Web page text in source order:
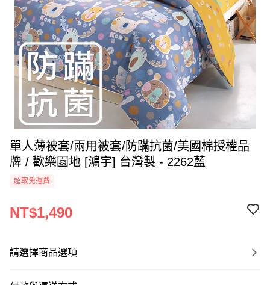
單人薄被套/兩用被套/防蹣抗菌/美國棉授權品
牌 / 歡樂園地 [鴻宇] 台灣製 - 2262藍
超取免運費
NT$1,490
請選擇商品選項